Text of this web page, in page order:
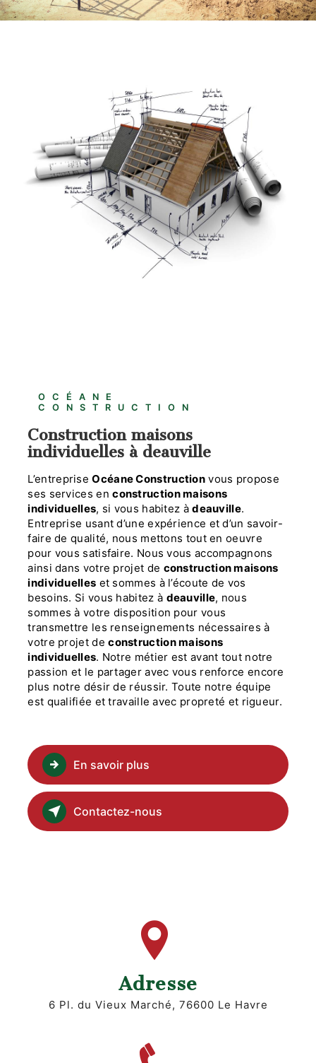
OCÉANE
CONSTRUCTION
construction maisons
individuelles à deauville
L’entrepriseOcéane Construction vous propose
ses services enconstruction maisons
individuelles, si vous habitez àdeauville.
Entreprise usant d’une expérience et d’un savoir-
faire de qualité, nous mettons tout en oeuvre
pour vous satisfaire. Nous vous accompagnons
ainsi dans votre projet de construction maisons
individuelles et sommes à l’écoute de vos
besoins. Si vous habitez à deauville, nous
sommes à votre disposition pour vous
transmettre les renseignements nécessaires à
votre projet deconstruction maisons
individuelles. Notre métier est avant tout notre
passion et le partager avec vous renforce encore
plus notre désir de réussir. Toute notre équipe
est qualifiée et travaille avec propreté et rigueur.
En savoir plus
Contactez-nous
Adresse
6 Pl. du Vieux Marché, 76600 Le Havre